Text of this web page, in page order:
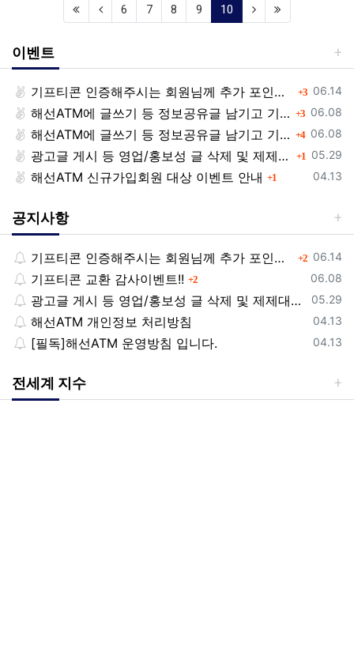
6 7 8 9 10 (current)
이벤트
등록일
06.14
기프티콘 인증해주시는 회원님께 추가 포인트 쏩니다!! 3댓글
등록일
06.08
해선ATM에 글쓰기 등 정보공유글 남기고 기프티콘 받자! 3댓글
등록일
06.08
해선ATM에 글쓰기 등 정보공유글 남기고 기프티콘 받자! 4댓글
등록일
05.29
광고글 게시 등 영업/홍보성 글 삭제 및 제제대상입니다. 1댓글
등록일
04.13
해선ATM 신규가입회원 대상 이벤트 안내 1
공지사항
등록일
06.14
기프티콘 인증해주시는 회원님께 추가 포인트 쏩니다!! 2댓글
등록일
06.08
기프티콘 교환 감사이벤트!! 2댓글
등록일
05.29
광고글 게시 등 영업/홍보성 글 삭제 및 제제대상입니다.
등록일
04.13
해선ATM 개인정보 처리방침
등록일
04.13
[필독]해선ATM 운영방침 입니다.
전세계 지수